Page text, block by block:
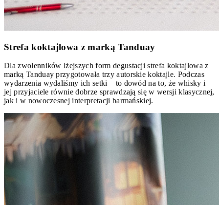
Strefa koktajlowa z marką Tanduay
Dla zwolenników lżejszych form degustacji strefa koktajlowa z
marką Tanduay przygotowała trzy autorskie koktajle. Podczas
wydarzenia wydaliśmy ich setki – to dowód na to, że whisky i
jej przyjaciele równie dobrze sprawdzają się w wersji klasycznej,
jak i w nowoczesnej interpretacji barmańskiej.